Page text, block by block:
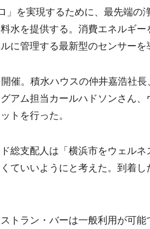
を実現するために、最先端の
水を提供する。消費エネルギ
に管理する最新型のセンサーを
催。積水ハウスの仲井嘉浩社長
アム担当カールハドソンさん
トを行った。
総支配人は「横浜市をウェルネ
ていいようにと考えた。到着
ラン・バーは一般利用が可能